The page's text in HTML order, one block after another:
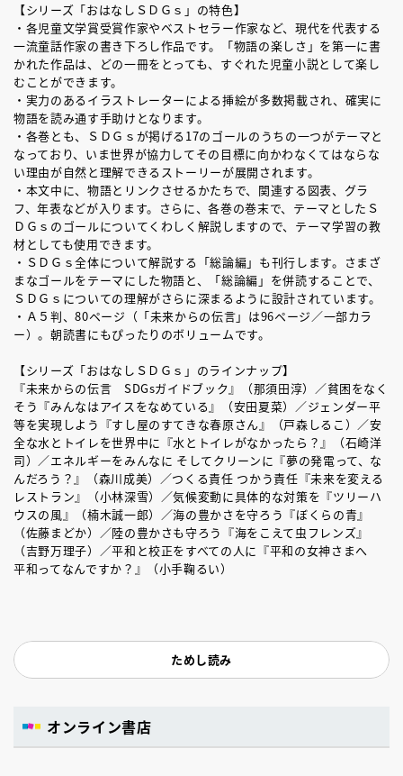
【シリーズ「おはなしＳＤＧｓ」の特色】
・各児童文学賞受賞作家やベストセラー作家など、現代を代表する
一流童話作家の書き下ろし作品です。「物語の楽しさ」を第一に書
かれた作品は、どの一冊をとっても、すぐれた児童小説として楽し
むことができます。
・実力のあるイラストレーターによる挿絵が多数掲載され、確実に
物語を読み通す手助けとなります。
・各巻とも、ＳＤＧｓが掲げる17のゴールのうちの一つがテーマと
なっており、いま世界が協力してその目標に向かわなくてはならな
い理由が自然と理解できるストーリーが展開されます。
・本文中に、物語とリンクさせるかたちで、関連する図表、グラ
フ、年表などが入ります。さらに、各巻の巻末で、テーマとしたＳ
ＤＧｓのゴールについてくわしく解説しますので、テーマ学習の教
材としても使用できます。
・ＳＤＧｓ全体について解説する「総論編」も刊行します。さまざ
まなゴールをテーマにした物語と、「総論編」を併読することで、
ＳＤＧｓについての理解がさらに深まるように設計されています。
・Ａ５判、80ページ（「未来からの伝言」は96ページ／一部カラ
ー）。朝読書にもぴったりのボリュームです。
【シリーズ「おはなしＳＤＧｓ」のラインナップ】
『未来からの伝言 SDGsガイドブック』（那須田淳）／貧困をなく
そう『みんなはアイスをなめている』（安田夏菜）／ジェンダー平
等を実現しよう『すし屋のすてきな春原さん』（戸森しるこ）／安
全な水とトイレを世界中に『水とトイレがなかったら？』（石崎洋
司）／エネルギーをみんなに そしてクリーンに『夢の発電って、な
んだろう？』（森川成美）／つくる責任 つかう責任『未来を変える
レストラン』（小林深雪）／気候変動に具体的な対策を『ツリーハ
ウスの風』（楠木誠一郎）／海の豊かさを守ろう『ぼくらの青』
（佐藤まどか）／陸の豊かさも守ろう『海をこえて虫フレンズ』
（吉野万理子）／平和と校正をすべての人に『平和の女神さまへ
平和ってなんですか？』（小手鞠るい）
ためし読み
オンライン書店